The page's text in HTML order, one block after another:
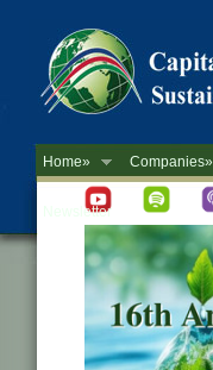
Home» Companies»
Newsletter